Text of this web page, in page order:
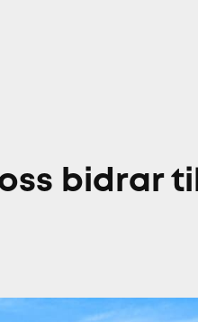
bidrar till